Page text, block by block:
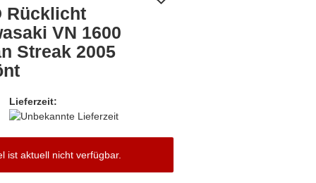
vergessen?
Rücklicht
VN 1600
Streak 2005
Lieferzeit:
ist aktuell nicht verfügbar.